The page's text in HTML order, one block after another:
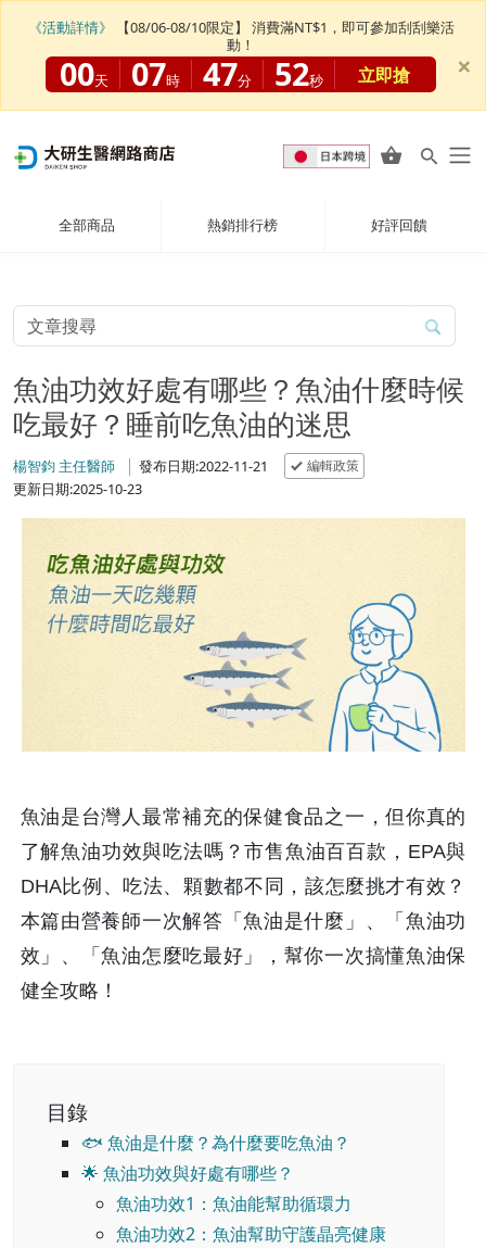
全部商品 熱銷排行榜 好評回饋
魚油功效好處有哪些？魚油什麼時候
吃最好？睡前吃魚油的迷思
楊智鈞 主任醫師 發布日期:2022-11-21 編輯政策
更新日期:2025-10-23
魚油是台灣人最常補充的保健食品之一，但你真的
了解魚油功效與吃法嗎？市售魚油百百款，EPA與
DHA比例、吃法、顆數都不同，該怎麼挑才有效？
本篇由營養師一次解答「魚油是什麼」、「魚油功
效」、「魚油怎麼吃最好」，幫你一次搞懂魚油保
健全攻略！
目錄
🐟 魚油是什麼？為什麼要吃魚油？
🌟 魚油功效與好處有哪些？
魚油功效1：魚油能幫助循環力
魚油功效2：魚油幫助守護晶亮健康
《活動詳情》
【08/06-08/10限定】 消費滿NT$1，即可參加刮刮樂活
動！
00天 07時 47分 50秒 立即搶 ×